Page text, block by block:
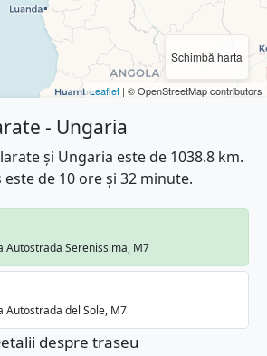
Schimbă harta
Leaflet | © OpenStreetMap contributors
- Ungaria
și Ungaria este de 1038.8 km.
de 10 ore și 32 minute.
Autostrada Serenissima, M7
Autostrada del Sole, M7
despre traseu